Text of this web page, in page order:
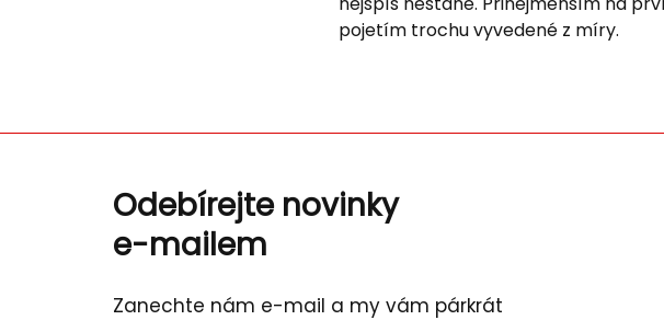
pojetím trochu vyvedené z míry.
Odebírejte novinky
e-mailem
Zanechte nám e-mail a my vám párkrát